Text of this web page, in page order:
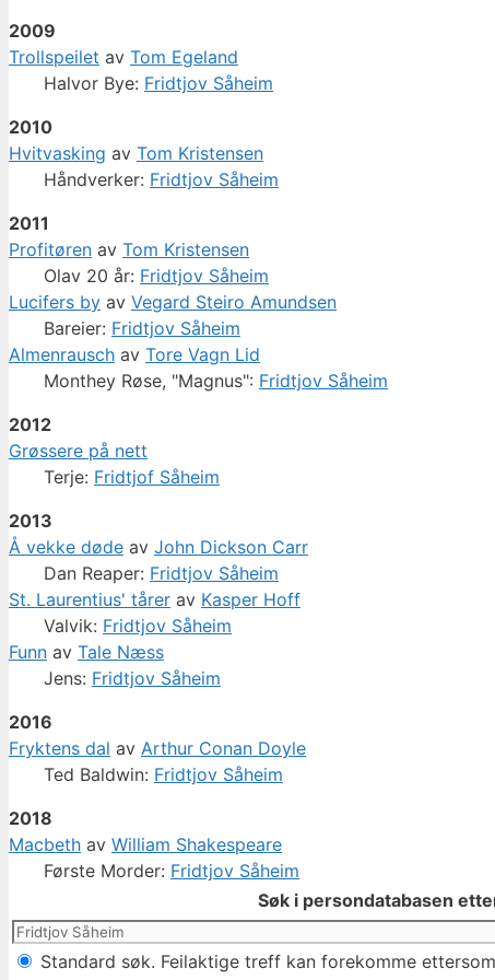
2009
Trollspeilet av Tom Egeland
Halvor Bye: Fridtjov Såheim
2010
Hvitvasking av Tom Kristensen
Håndverker: Fridtjov Såheim
2011
Profitøren av Tom Kristensen
Olav 20 år: Fridtjov Såheim
Lucifers by av Vegard Steiro Amundsen
Bareier: Fridtjov Såheim
Almenrausch av Tore Vagn Lid
Monthey Røse, "Magnus": Fridtjov Såheim
2012
Grøssere på nett
Terje: Fridtjof Såheim
2013
Å vekke døde av John Dickson Carr
Dan Reaper: Fridtjov Såheim
St. Laurentius' tårer av Kasper Hoff
Valvik: Fridtjov Såheim
Funn av Tale Næss
Jens: Fridtjov Såheim
2016
Fryktens dal av Arthur Conan Doyle
Ted Baldwin: Fridtjov Såheim
2018
Macbeth av William Shakespeare
Første Morder: Fridtjov Såheim
Søk i persondatabasen
Standard søk. Feilaktige treff kan forekomme